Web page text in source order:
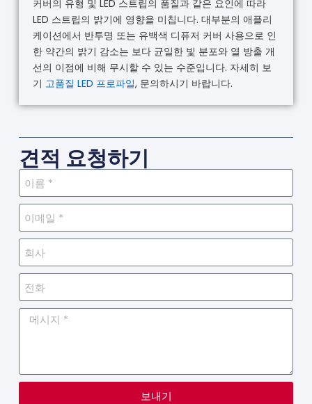
커버의 유형 및 LED 스트립의 품질과 같은 요인에 따라
LED 스트립의 밝기에 영향을 미칩니다. 대부분의 애플리
케이션에서 반투명 또는 유백색 디퓨저 커버 사용으로 인
한 약간의 밝기 감소는 보다 균일한 빛 분포와 열 방출 개
선의 이점에 비해 무시할 수 있는 수준입니다. 자세히 보
기 고품질 LED 프로파일, 문의하시기 바랍니다.
견적 요청하기
보내기